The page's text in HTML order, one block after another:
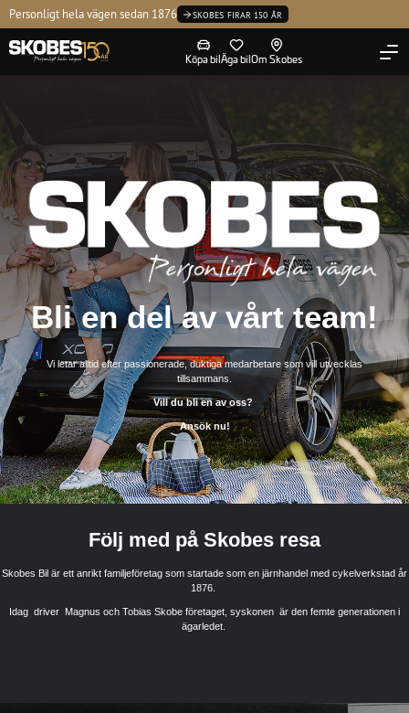
Personligt hela vägen sedan 1876 SKOBES FIRAR 150 ÅR
Köpa bilÄga bilOm Skobes
Kontakta oss Volvo Selekt
Tvätta Ledning